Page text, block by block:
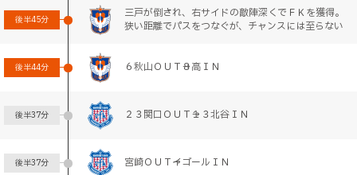
後半45分
三戸が倒され、右サイドの敵陣深くでＦＫを獲得。
狭い距離でパスをつなぐが、チャンスには至らない
後半44分 ６秋山ＯＵＴ→８高ＩＮ
後半37分 ２３関口ＯＵＴ→１３北谷ＩＮ
後半37分 宮崎ＯＵＴ→イゴールＩＮ